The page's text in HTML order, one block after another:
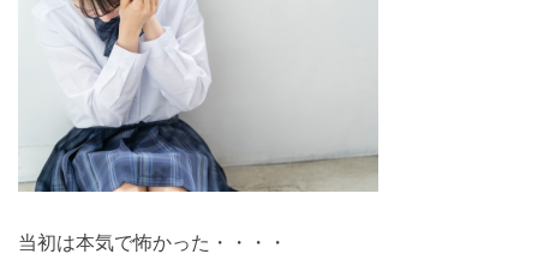
当初は本気で怖かった・・・・